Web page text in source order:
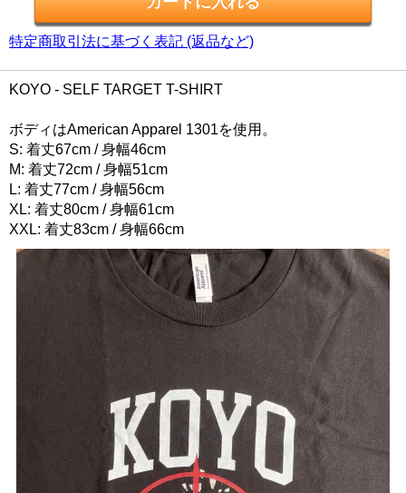
特定商取引法に基づく表記 (返品など)
KOYO - SELF TARGET T-SHIRT
ボディはAmerican Apparel 1301を使用。
S: 着丈67cm / 身幅46cm
M: 着丈72cm / 身幅51cm
L: 着丈77cm / 身幅56cm
XL: 着丈80cm / 身幅61cm
XXL: 着丈83cm / 身幅66cm